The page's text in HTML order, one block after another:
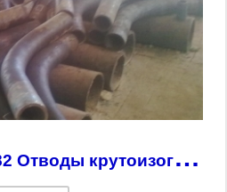
О
СТ 108-321-23-82 Отводы крутоизогнутые для трубопроводов ТЭС